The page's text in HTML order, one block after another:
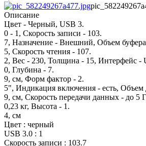
Описание
Цвет - Черный, USB 3.
0 - 1, Скорость записи - 103.
7, Назначение - Внешний, Объем
5, Скорость чтения - 107.
2, Вес - 230, Толщина - 15, Интерфейс -
0, Глубина - 7.
9, см, Форм фактор - 2.
5", Индикация включения - есть,
9, см, Скорость передачи данных - до
0,23 кг, Высота - 1.
4, см
Цвет : черный
USB 3.0 : 1
Скорость записи : 103.7